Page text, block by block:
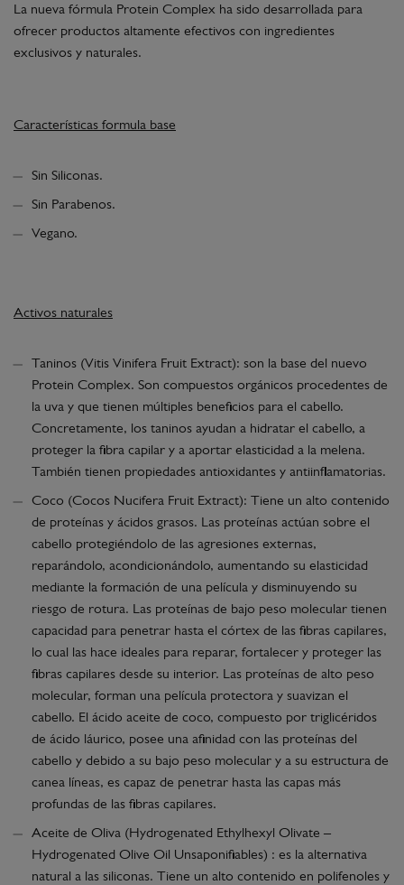
La nueva fórmula Protein Complex ha sido desarrollada para
ofrecer productos altamente efectivos con ingredientes
exclusivos y naturales.
Características formula base
Sin Siliconas.
Sin Parabenos.
Vegano.
Activos naturales
Taninos (Vitis Vinifera Fruit Extract): son la base del nuevo
Protein Complex. Son compuestos orgánicos procedentes de
la uva y que tienen múltiples beneficios para el cabello.
Concretamente, los taninos ayudan a hidratar el cabello, a
proteger la fibra capilar y a aportar elasticidad a la melena.
También tienen propiedades antioxidantes y antiinflamatorias.
Coco (Cocos Nucifera Fruit Extract): Tiene un alto contenido
de proteínas y ácidos grasos. Las proteínas actúan sobre el
cabello protegiéndolo de las agresiones externas,
reparándolo, acondicionándolo, aumentando su elasticidad
mediante la formación de una película y disminuyendo su
riesgo de rotura. Las proteínas de bajo peso molecular tienen
capacidad para penetrar hasta el córtex de las fibras capilares,
lo cual las hace ideales para reparar, fortalecer y proteger las
fibras capilares desde su interior. Las proteínas de alto peso
molecular, forman una película protectora y suavizan el
cabello. El ácido aceite de coco, compuesto por triglicéridos
de ácido láurico, posee una afinidad con las proteínas del
cabello y debido a su bajo peso molecular y a su estructura de
canea líneas, es capaz de penetrar hasta las capas más
profundas de las fibras capilares.
Aceite de Oliva (Hydrogenated Ethylhexyl Olivate –
Hydrogenated Olive Oil Unsaponifiables) : es la alternativa
natural a las siliconas. Tiene un alto contenido en polifenoles y